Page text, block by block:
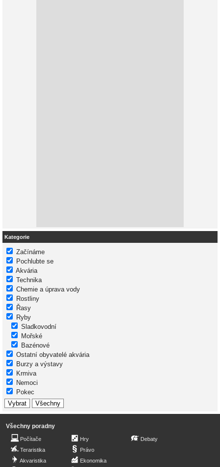
Kategorie
Začínáme
Pochlubte se
Akvária
Technika
Chemie a úprava vody
Rostliny
Řasy
Ryby
Sladkovodní
Mořské
Bazénové
Ostatní obyvatelé akvária
Burzy a výstavy
Krmiva
Nemoci
Pokec
Všechny poradny
Počítače
Teraristika
Akvaristika
Hry
Právo
Ekonomika
Debaty